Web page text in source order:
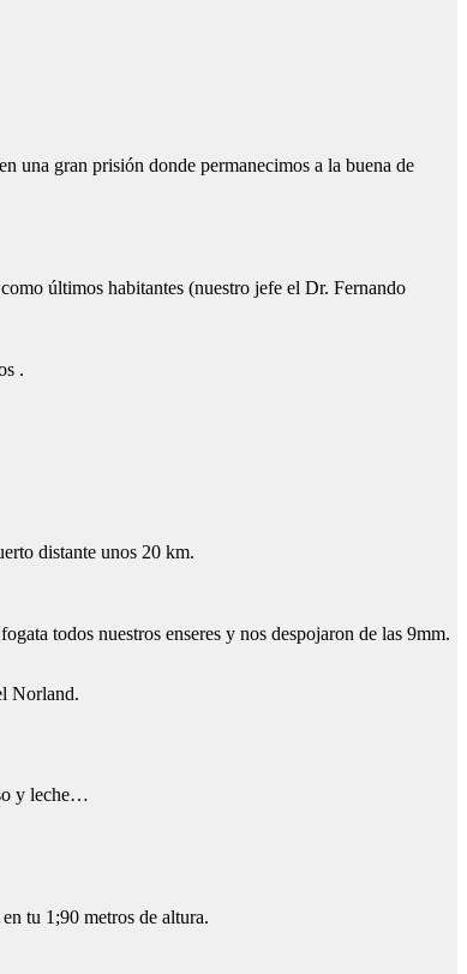
una gran prisión donde permanecimos a la buena de
últimos habitantes (nuestro jefe el Dr. Fernando
.
distante unos 20 km.
todos nuestros enseres y nos despojaron de las 9mm.
Norland.
y leche…
tu 1;90 metros de altura.